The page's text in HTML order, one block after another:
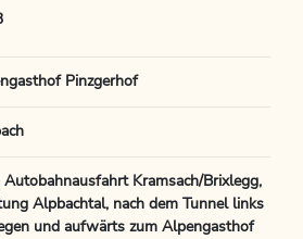
Pinzgerhof
Autobahnausfahrt Kramsach/Brixlegg,
Alpbachtal, nach dem Tunnel links
und aufwärts zum Alpengasthof